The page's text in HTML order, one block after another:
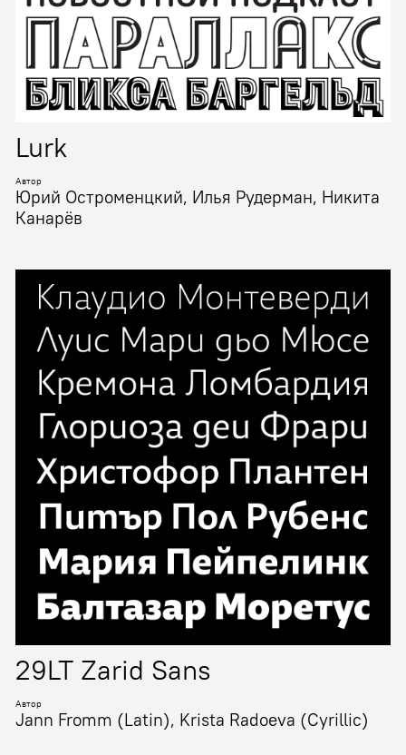
Lurk
Автор
Юрий Остроменцкий, Илья Рудерман, Никита
Канарёв
29LT Zarid Sans
Автор
Jann Fromm (Latin), Krista Radoeva (Cyrillic)